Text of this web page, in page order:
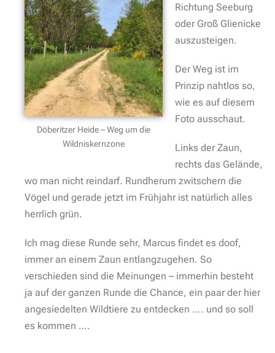
Döberitzer Heide – Weg um die
Wildniskernzone
Richtung Seeburg
oder Groß Glienicke
auszusteigen.
Der Weg ist im
Prinzip nahtlos so,
wie es auf diesem
Foto ausschaut.
Links der Zaun,
rechts das Gelände,
wo man nicht reindarf. Rundherum zwitschern die
Vögel und gerade jetzt im Frühjahr ist natürlich alles
herrlich grün.
Ich mag diese Runde sehr, Marcus findet es doof,
immer an einem Zaun entlangzugehen. So
verschieden sind die Meinungen – immerhin besteht
ja auf der ganzen Runde die Chance, ein paar der hier
angesiedelten Wildtiere zu entdecken …. und so soll
es kommen ….